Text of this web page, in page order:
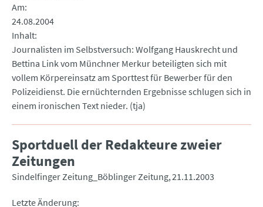
Am
24.08.2004
Inhalt
Journalisten im Selbstversuch: Wolfgang Hauskrecht und
Bettina Link vom Münchner Merkur beteiligten sich mit
vollem Körpereinsatz am Sporttest für Bewerber für den
Polizeidienst. Die ernüchternden Ergebnisse schlugen sich in
einem ironischen Text nieder. (tja)
Sportduell der Redakteure zweier
Zeitungen
Sindelfinger Zeitung_Böblinger Zeitung 21.11.2003
Letzte Änderung